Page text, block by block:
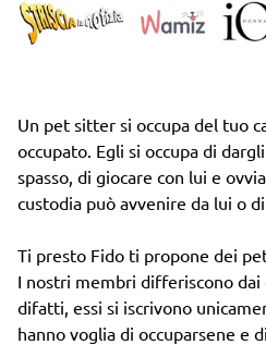
Un pet sitter si occupa del tuo
occupato. Egli si occupa di
spasso, di giocare con lui e
custodia può avvenire da lui o
Ti presto Fido ti propone dei
I nostri membri differiscono
difatti, essi si iscrivono
hanno voglia di occuparsene e